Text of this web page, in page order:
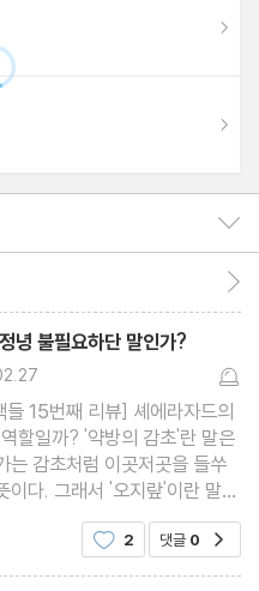
리는 건강한 해학과 풍자에 있
운 삽화도 함께 실어 아랍의 문
다.
녕 불필요하단 말인가?
15번째 리뷰] 셰에라자드의
할일까? '약방의 감초'란 말은
는 감초처럼 이곳저곳을 들쑤
이다. 그래서 '오지랖'이란 말뜻
역할이라고 하면 긍정적이기
쓴 한약재를 그2 댓글 0